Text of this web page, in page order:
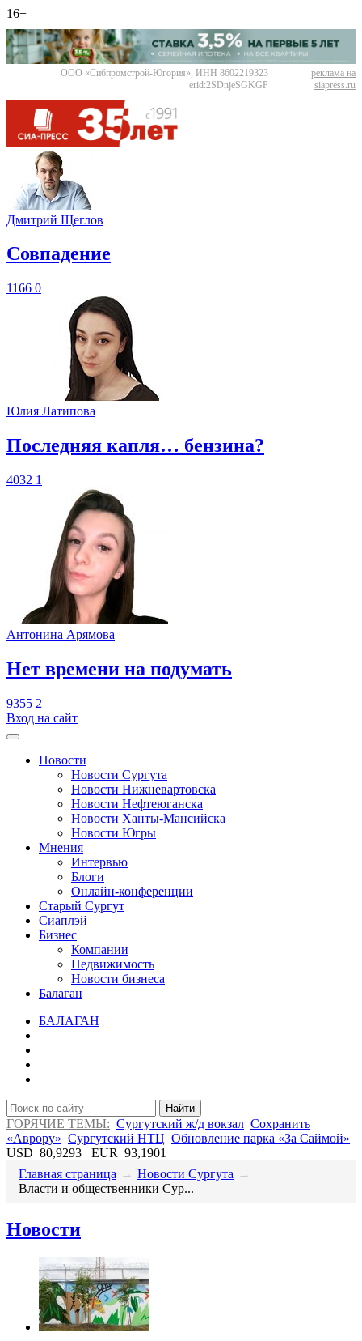
16+
ООО «Сибпромстрой-Югория», ИНН 8602219323
erid:2SDnjeSGKGP
реклама на
siapress.ru
Дмитрий Щеглов
​Совпадение
1166 0
Юлия Латипова
​Последняя капля… бензина?
4032 1
Антонина Арямова
​Нет времени на подумать
9355 2
Вход на сайт
Новости
Новости Сургута
Новости Нижневартовска
Новости Нефтеюганска
Новости Ханты-Мансийска
Новости Югры
Мнения
Интервью
Блоги
Онлайн-конференции
Старый Сургут
Сиаплэй
Бизнес
Компании
Недвижимость
Новости бизнеса
Балаган
БАЛАГАН
Найти
ГОРЯЧИЕ ТЕМЫ: Сургутский ж/д вокзал Сохранить
«Аврору» Сургутский НТЦ Обновление парка «За Саймой»
USD 80,9293 EUR 93,1901
Главная страница → Новости Сургута →
Власти и общественники Сур...
Новости